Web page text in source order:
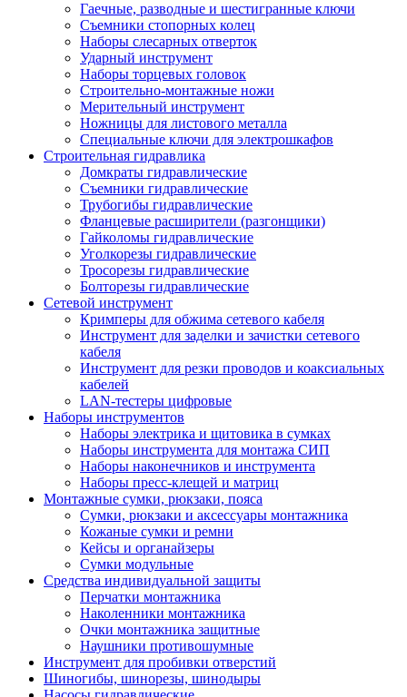
Гаечные, разводные и шестигранные ключи
Съемники стопорных колец
Наборы слесарных отверток
Ударный инструмент
Наборы торцевых головок
Строительно-монтажные ножи
Мерительный инструмент
Ножницы для листового металла
Специальные ключи для электрошкафов
Строительная гидравлика
Домкраты гидравлические
Съемники гидравлические
Трубогибы гидравлические
Фланцевые расширители (разгонщики)
Гайколомы гидравлические
Уголкорезы гидравлические
Тросорезы гидравлические
Болторезы гидравлические
Сетевой инструмент
Кримперы для обжима сетевого кабеля
Инструмент для заделки и зачистки сетевого
кабеля
Инструмент для резки проводов и коаксиальных
кабелей
LAN-тестеры цифровые
Наборы инструментов
Наборы электрика и щитовика в сумках
Наборы инструмента для монтажа СИП
Наборы наконечников и инструмента
Наборы пресс-клещей и матриц
Монтажные сумки, рюкзаки, пояса
Сумки, рюкзаки и аксессуары монтажника
Кожаные сумки и ремни
Кейсы и органайзеры
Сумки модульные
Средства индивидуальной защиты
Перчатки монтажника
Наколенники монтажника
Очки монтажника защитные
Наушники противошумные
Инструмент для пробивки отверстий
Шиногибы, шинорезы, шинодыры